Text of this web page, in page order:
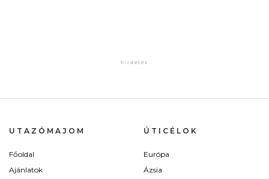
UTAZÓMAJOM
Főoldal
Ajánlatok
ÚTICÉLOK
Európa
Ázsia